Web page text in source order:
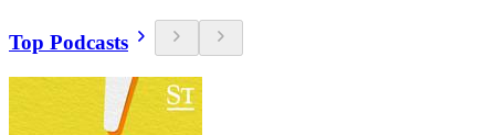
Top Podcasts